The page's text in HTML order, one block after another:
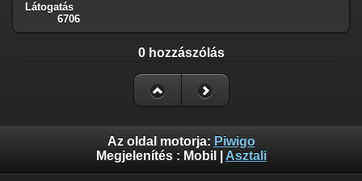
Látogatás
6706
0 hozzászólás
Az oldal motorja: Piwigo
Megjelenítés : Mobil Asztali